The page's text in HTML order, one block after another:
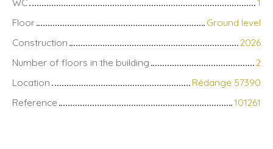
Floor
Ground level
Construction
2026
Number of floors in the building
2
Location
Rédange 57390
Reference
101261